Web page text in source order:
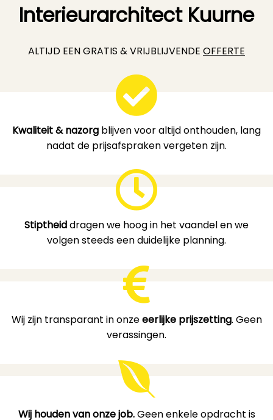
Interieurarchitect Kuurne
ALTIJD EEN GRATIS & VRIJBLIJVENDE OFFERTE
Kwaliteit & nazorg blijven voor altijd onthouden, lang
nadat de prijsafspraken vergeten zijn.
Stiptheiddragen we hoog in het vaandel en we
volgen steeds een duidelijke planning.
Wij zijn transparant in onzeeerlijke prijszetting. Geen
verassingen.
Wij houden van onze job.Geen enkele opdracht is